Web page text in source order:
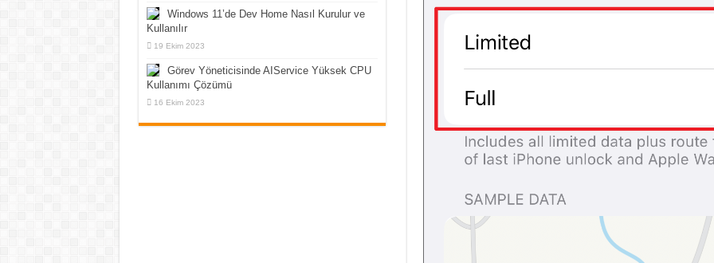
Windows 11’de Dev Home Nasıl Kurulur ve
Kullanılır
19 Ekim 2023
Görev Yöneticisinde AIService Yüksek CPU
Kullanımı Çözümü
16 Ekim 2023